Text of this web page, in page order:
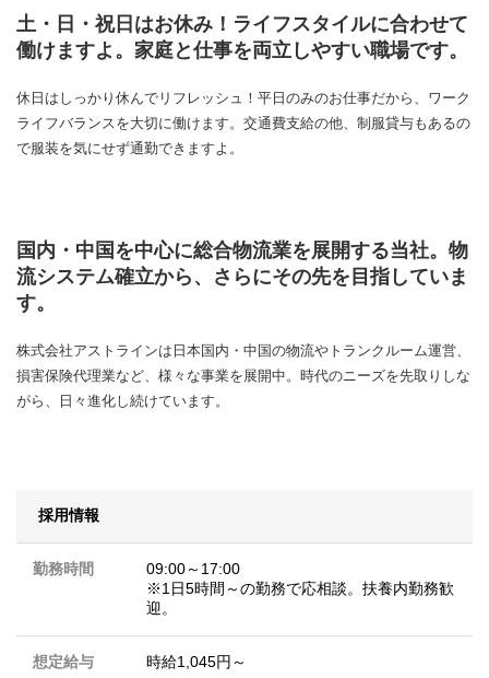
土・日・祝日はお休み！ライフスタイルに合わせて
働けますよ。家庭と仕事を両立しやすい職場です。
休日はしっかり休んでリフレッシュ！平日のみのお仕事だから、ワーク
ライフバランスを大切に働けます。交通費支給の他、制服貸与もあるの
で服装を気にせず通勤できますよ。
国内・中国を中心に総合物流業を展開する当社。物
流システム確立から、さらにその先を目指していま
す。
株式会社アストラインは日本国内・中国の物流やトランクルーム運営、
損害保険代理業など、様々な事業を展開中。時代のニーズを先取りしな
がら、日々進化し続けています。
採用情報
勤務時間
09:00～17:00
※1日5時間～の勤務で応相談。扶養内勤務歓
迎。
想定給与 時給1,045円～